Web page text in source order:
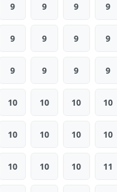
9 9 9 9
9 9 9 9
9 9 9 9
10 10 10 10
10 10 10 10
10 10 10 11